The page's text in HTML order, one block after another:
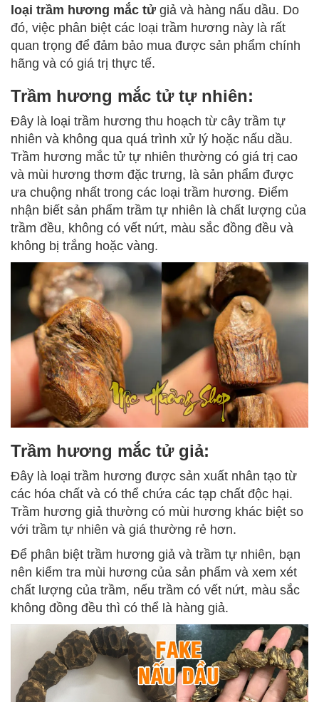
loại trầm hương mắc tử giả và hàng nấu dầu. Do
đó, việc phân biệt các loại trầm hương này là rất
quan trọng để đảm bảo mua được sản phẩm chính
hãng và có giá trị thực tế.
Trầm hương mắc tử tự nhiên:
Đây là loại trầm hương thu hoạch từ cây trầm tự
nhiên và không qua quá trình xử lý hoặc nấu dầu.
Trầm hương mắc tử tự nhiên thường có giá trị cao
và mùi hương thơm đặc trưng, là sản phẩm được
ưa chuộng nhất trong các loại trầm hương. Điểm
nhận biết sản phẩm trầm tự nhiên là chất lượng của
trầm đều, không có vết nứt, màu sắc đồng đều và
không bị trắng hoặc vàng.
Trầm hương mắc tử giả:
Đây là loại trầm hương được sản xuất nhân tạo từ
các hóa chất và có thể chứa các tạp chất độc hại.
Trầm hương giả thường có mùi hương khác biệt so
với trầm tự nhiên và giá thường rẻ hơn.
Để phân biệt trầm hương giả và trầm tự nhiên, bạn
nên kiểm tra mùi hương của sản phẩm và xem xét
chất lượng của trầm, nếu trầm có vết nứt, màu sắc
không đồng đều thì có thể là hàng giả.